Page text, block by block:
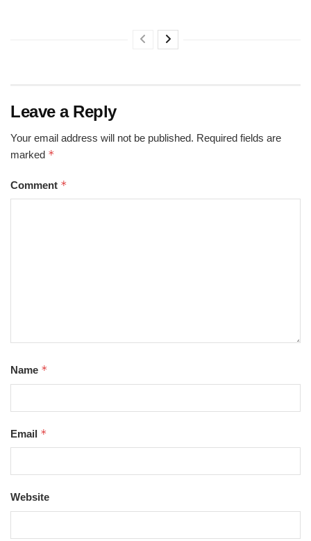
Leave a Reply
Your email address will not be published. Required fields are
marked *
Comment *
Name *
Email *
Website